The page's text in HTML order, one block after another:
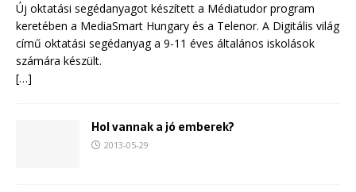
Új oktatási segédanyagot készített a Médiatudor program
keretében a MediaSmart Hungary és a Telenor. A Digitális világ
című oktatási segédanyag a 9-11 éves általános iskolások
számára készült.
[…]
Hol vannak a jó emberek?
2013-05-29